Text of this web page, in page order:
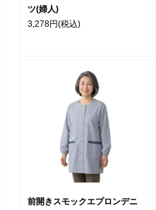
ツ(婦人)
3,278円(税込)
前開きスモックエプロンデニ